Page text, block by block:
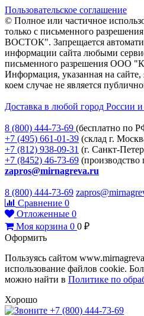
Пользовательское соглашение
© Полное или частичное
только с письменного
ВОСТОК". Запрещается
информации сайта любыми
письменного разрешения
Информация, указанная на сайте,
коем случае не является
Доставка в любой город России
8 (800) 444-73-69 (бесплатно по
+7 (495) 661-01-39 (склад г.
+7 (812) 938-09-31 (г. Санкт-
+7 (8452) 46-73-69 (производство
zapros@mirnagreva.ru
8 (800) 444-73-69
Сравнение 0
Отложенные 0
Моя корзина 0 0 ₽
Оформить
Пользуясь сайтом
использование файлов cookie.
можно найти в Политике по
Хорошо